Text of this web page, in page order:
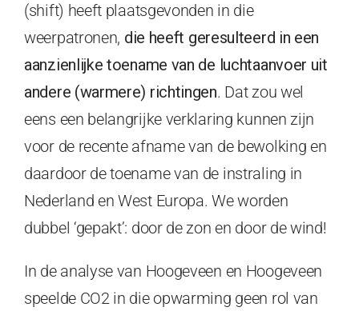
(shift) heeft plaatsgevonden in die
weerpatronen, die heeft geresulteerd in een
aanzienlijke toename van de luchtaanvoer uit
andere (warmere) richtingen. Dat zou wel
eens een belangrijke verklaring kunnen zijn
voor de recente afname van de bewolking en
daardoor de toename van de instraling in
Nederland en West Europa. We worden
dubbel ‘gepakt’: door de zon en door de wind!
In de analyse van Hoogeveen en Hoogeveen
speelde CO2 in die opwarming geen rol van